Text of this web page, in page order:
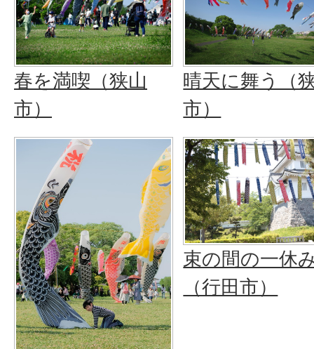
春を満喫（狭山
市）
晴天に舞う（
市）
束の間の一休
（行田市）